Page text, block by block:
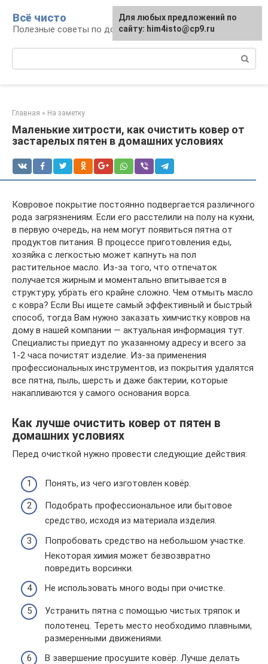
контенту
Всё чисто
Полезные советы по домоводству
Главная » На заметку
Маленькие хитрости, как очистить ковер от
застарелых пятен в домашних условиях
Ковровое покрытие постоянно подвергается различного
рода загрязнениям. Если его расстелили на полу на кухни,
в первую очередь, на нем могут появиться пятна от
продуктов питания. В процессе приготовления еды,
хозяйка с легкостью может капнуть на пол
растительное масло. Из-за того, что отпечаток
получается жирным и моментально впитывается в
структуру, убрать его крайне сложно. Чем отмыть масло
с ковра? Если Вы ищете самый эффективный и быстрый
способ, тогда Вам нужно заказать химчистку ковров на
дому в нашей компании — актуальная информация тут.
Специалисты приедут по указанному адресу и всего за
1-2 часа почистят изделие. Из-за применения
профессиональных инструментов, из покрытия удалятся
все пятна, пыль, шерсть и даже бактерии, которые
накапливаются у самого основания ворса.
Как лучше очистить ковер от пятен в
домашних условиях
Перед очисткой нужно провести следующие действия:
Понять, из чего изготовлен ковёр.
Подобрать профессиональное или бытовое
средство, исходя из материала изделия.
Попробовать средство на небольшом участке.
Некоторая химия может безвозвратно
повредить ворсинки.
Не использовать много воды при очистке.
Устранить пятна с помощью чистых тряпок и
полотенец. Тереть место необходимо плавными,
размеренными движениями.
В завершение просушите ковёр. Лучше делать
Для любых предложений по
сайту: him4isto@cp9.ru